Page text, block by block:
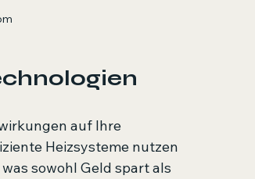
auf Ihre
Heizsysteme nutzen
sowohl Geld spart als